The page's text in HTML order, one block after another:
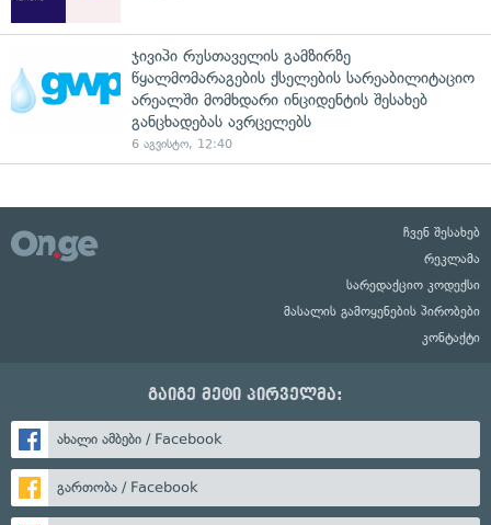
ჯივიპი რუსთაველის გამზირზე
წყალმომარაგების ქსელების სარეაბილიტაციო
არეალში მომხდარი ინციდენტის შესახებ
განცხადებას ავრცელებს
6 აგვისტო, 12:40
ჩვენ შესახებ
რეკლამა
სარედაქციო კოდექსი
მასალის გამოყენების პირობები
კონტაქტი
გაიგე მეტი პირველმა:
ახალი ამბები / Facebook
გართობა / Facebook